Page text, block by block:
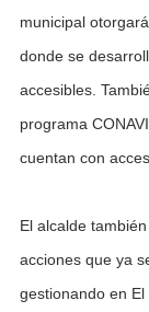
municipal
donde se
accesibles.
programa
cuentan con
El alcalde
acciones que ya
gestionando en